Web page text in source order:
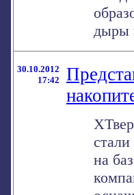
дыры
30.10.2012
17:42
на